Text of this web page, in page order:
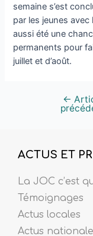
semaine s’est
par les jeunes avec
aussi été une
permanents pour
juillet et d’août.
←
ACTUS ET
La JOC c’est
Témoignages
Actus locales
Actus